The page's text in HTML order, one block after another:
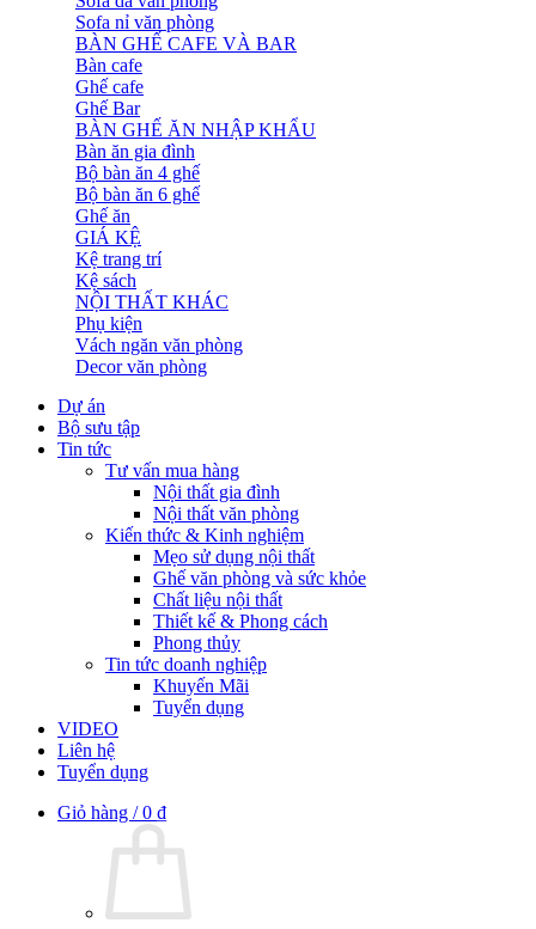
Sofa nỉ văn phòng
BÀN GHẾ CAFE VÀ BAR
Bàn cafe
Ghế cafe
Ghế Bar
BÀN GHẾ ĂN NHẬP KHẨU
Bàn ăn gia đình
Bộ bàn ăn 4 ghế
Bộ bàn ăn 6 ghế
Ghế ăn
GIÁ KỆ
Kệ trang trí
Kệ sách
NỘI THẤT KHÁC
Phụ kiện
Vách ngăn văn phòng
Decor văn phòng
Dự án
Bộ sưu tập
Tin tức
Tư vấn mua hàng
Nội thất gia đình
Nội thất văn phòng
Kiến thức & Kinh nghiệm
Mẹo sử dụng nội thất
Ghế văn phòng và sức khỏe
Chất liệu nội thất
Thiết kế & Phong cách
Phong thủy
Tin tức doanh nghiệp
Khuyến Mãi
Tuyển dụng
VIDEO
Liên hệ
Tuyển dụng
Giỏ hàng /0 ₫